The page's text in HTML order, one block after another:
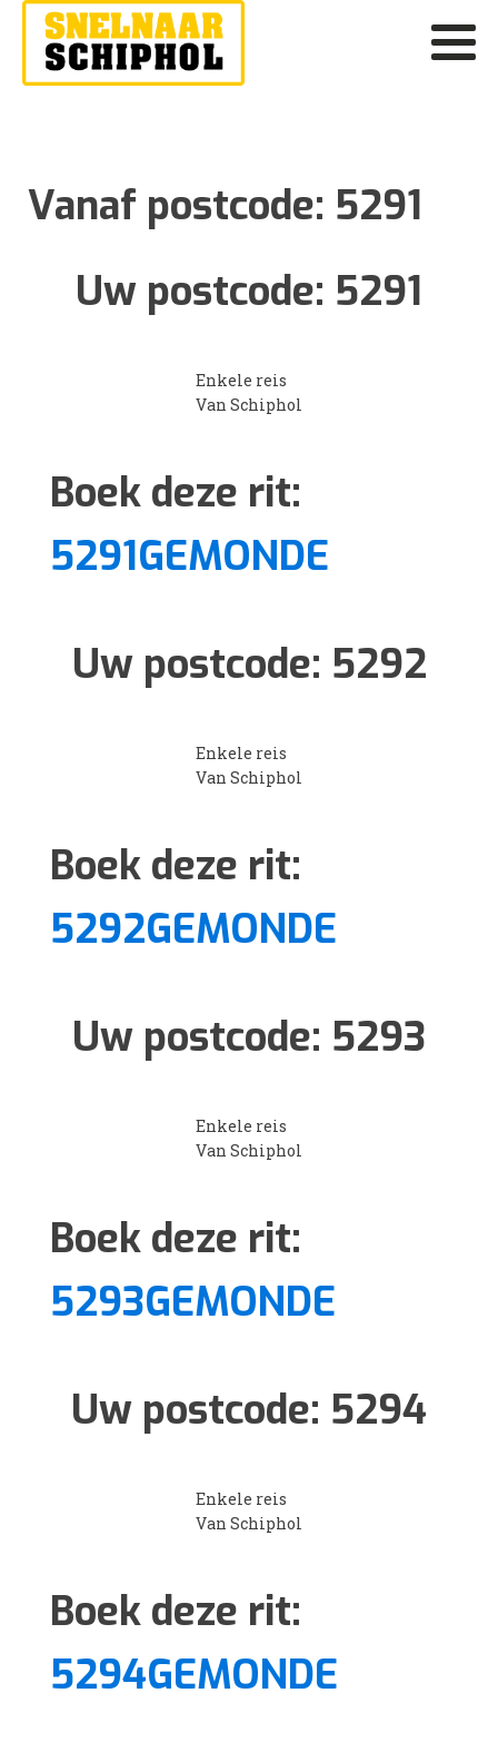
Vanaf postcode: 5291
Uw postcode: 5291
Enkele reis
Van Schiphol
Boek deze rit:
5291GEMONDE
Uw postcode: 5292
Enkele reis
Van Schiphol
Boek deze rit:
5292GEMONDE
Uw postcode: 5293
Enkele reis
Van Schiphol
Boek deze rit:
5293GEMONDE
Uw postcode: 5294
Enkele reis
Van Schiphol
Boek deze rit:
5294GEMONDE